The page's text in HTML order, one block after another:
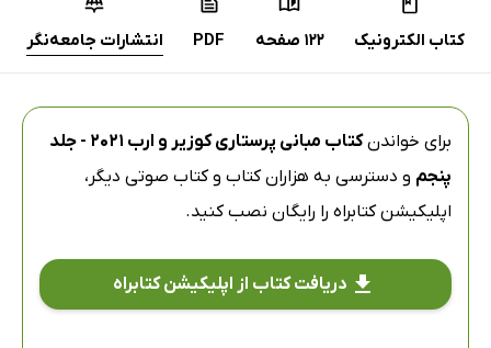
کتاب الکترونیک 122 صفحه PDF انتشارات جامعه‌نگر
برای خواندن
کتاب مبانی پرستاری کوزیر و ارب 2021 - جلد
پنجم و دسترسی به هزاران کتاب و کتاب صوتی دیگر،
اپلیکیشن کتابراه را رایگان نصب کنید.
دریافت کتاب از اپلیکیشن کتابراه